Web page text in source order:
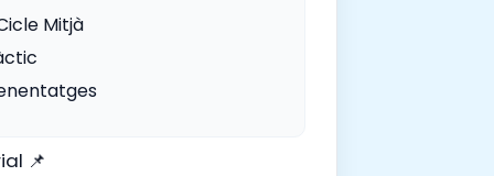
Mitjà
📌